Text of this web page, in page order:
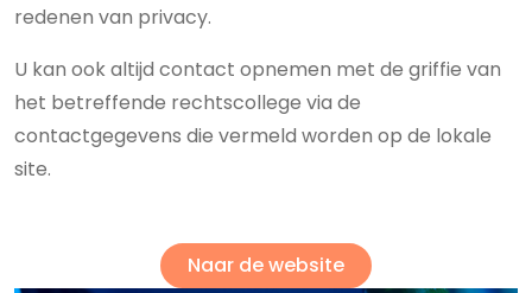
redenen van privacy.
U kan ook altijd contact opnemen met de griffie van
het betreffende rechtscollege via de
contactgegevens die vermeld worden op de lokale
site.
Naar de website